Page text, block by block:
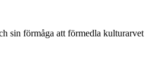
sin förmåga att förmedla kulturarvet